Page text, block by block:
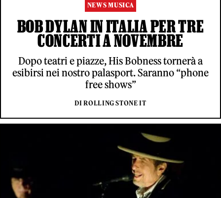
NEWS MUSICA
BOB DYLAN IN ITALIA PER TRE
CONCERTI A NOVEMBRE
Dopo teatri e piazze, His Bobness tornerà a
esibirsi nei nostro palasport. Saranno “phone
free shows”
DI ROLLING STONE IT